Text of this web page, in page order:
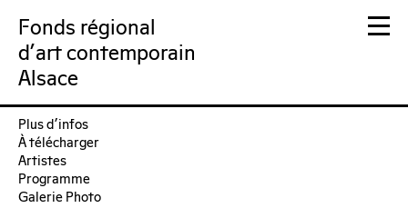
Fonds régional
d'art contemporain
Alsace
FRAC Alsace
Plus d’infos
À télécharger
Artistes
Programme
Galerie Photo